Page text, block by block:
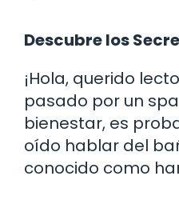
Descubre los
¡Hola, querido
pasado por un
bienestar, es
oído hablar del
conocido como